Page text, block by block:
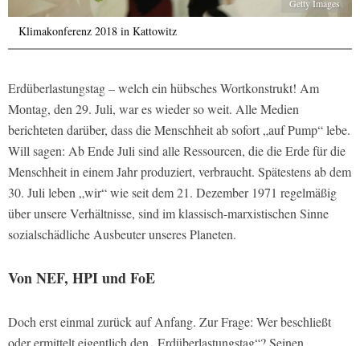
Getty Images
Klimakonferenz 2018 in Kattowitz
Erdüberlastungstag – welch ein hübsches Wortkonstrukt! Am
Montag, den 29. Juli, war es wieder so weit. Alle Medien
berichteten darüber, dass die Menschheit ab sofort „auf Pump“ lebe.
Will sagen: Ab Ende Juli sind alle Ressourcen, die die Erde für die
Menschheit in einem Jahr produziert, verbraucht. Spätestens ab dem
30. Juli leben „wir“ wie seit dem 21. Dezember 1971 regelmäßig
über unsere Verhältnisse, sind im klassisch-marxistischen Sinne
sozialschädliche Ausbeuter unseres Planeten.
Von NEF, HPI und FoE
Doch erst einmal zurück auf Anfang. Zur Frage: Wer beschließt
oder ermittelt eigentlich den „Erdüberlastungstag“? Seinen